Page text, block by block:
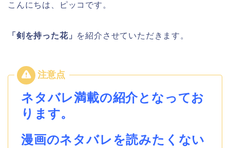
こんにちは、ピッコです。
「剣を持った花」 を紹介させていただきます。
ネタバレ満載の紹介となってお
ります。
漫画のネタバレを読みたくない